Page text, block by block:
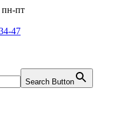
пн-пт
47
Search Button